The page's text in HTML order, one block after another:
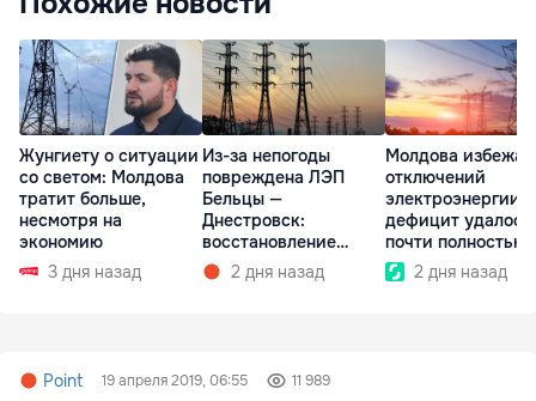
Жунгиету о ситуации
со светом: Молдова
тратит больше,
несмотря на
экономию
3 дня назад
Из-за непогоды
повреждена ЛЭП
Бельцы —
Днестровск:
восстановление
займет более недели
2 дня назад
Молдова
отключений
электроэнергии:
дефицит удалось
почти полностью
покрыть
2 дня назад
Point 19 апреля 2019, 06:55 11 989